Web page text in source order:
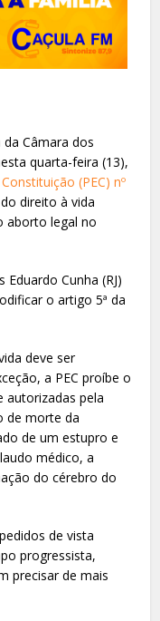
Câmara dos
quarta-feira (13),
(PEC) nº
direito à vida
aborto legal no
Cunha (RJ)
o artigo 5ª da
deve ser
a PEC proíbe o
autorizadas pela
de morte da
de um estupro e
médico, a
do cérebro do
de vista
progressista,
precisar de mais